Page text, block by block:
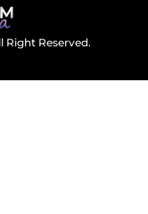
Right Reserved.